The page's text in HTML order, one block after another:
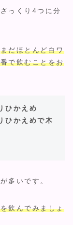
っくり4つに分
まだほとんど白ワ
で飲むことをお
ひかえめ
かえめで木
多いです。
飲んでみましょ